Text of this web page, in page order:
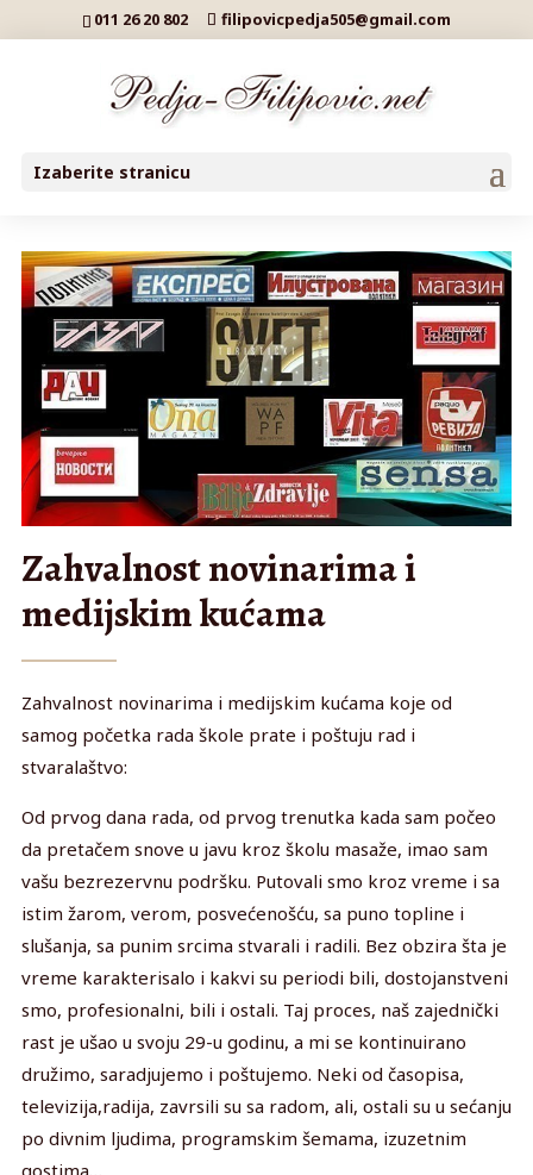
011 26 20 802 filipovicpedja505@gmail.com
Izaberite stranicu
Zahvalnost novinarima i
medijskim kućama
Zahvalnost novinarima i medijskim kućama koje od
samog početka rada škole prate i poštuju rad i
stvaralaštvo:
Od prvog dana rada, od prvog trenutka kada sam počeo
da pretačem snove u javu kroz školu masaže, imao sam
vašu bezrezervnu podršku. Putovali smo kroz vreme i sa
istim žarom, verom, posvećenošću, sa puno topline i
slušanja, sa punim srcima stvarali i radili. Bez obzira šta je
vreme karakterisalo i kakvi su periodi bili, dostojanstveni
smo, profesionalni, bili i ostali. Taj proces, naš zajednički
rast je ušao u svoju 29-u godinu, a mi se kontinuirano
družimo, saradjujemo i poštujemo. Neki od časopisa,
televizija,radija, zavrsili su sa radom, ali, ostali su u sećanju
po divnim ljudima, programskim šemama, izuzetnim
gostima…